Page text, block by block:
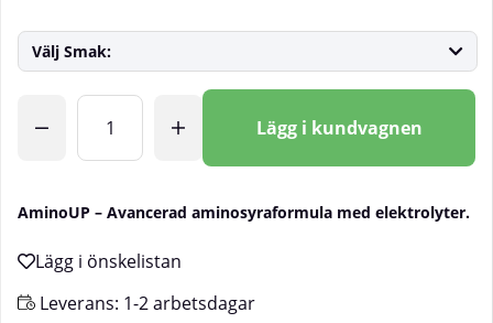
Välj Smak:
Lägg i kundvagnen
AminoUP – Avancerad aminosyraformula med elektrolyter.
Leverans: 1-2 arbetsdagar